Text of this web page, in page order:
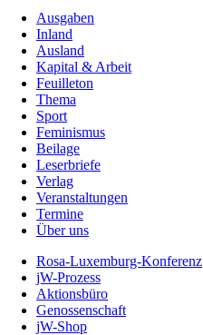
Ausgaben
Inland
Ausland
Kapital & Arbeit
Feuilleton
Thema
Sport
Feminismus
Beilage
Leserbriefe
Verlag
Veranstaltungen
Termine
Über uns
Rosa-Luxemburg-Konferenz
jW-Prozess
Aktionsbüro
Genossenschaft
jW-Shop